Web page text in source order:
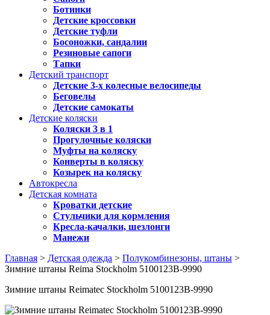
Ботинки
Детские кроссовки
Детские туфли
Босоножки, сандалии
Резиновые сапоги
Тапки
Детский транспорт
Детские 3-х колесные велосипеды
Беговелы
Детские самокаты
Детские коляски
Коляски 3 в 1
Прогулочные коляски
Муфты на коляску
Конверты в коляску
Козырек на коляску
Автокресла
Детская комната
Кроватки детские
Стульчики для кормления
Кресла-качалки, шезлонги
Манежи
Главная > Детская одежда > Полукомбинезоны, штаны >
Зимние штаны Reima Stockholm 5100123B-9990
Зимние штаны Reimatec Stockholm 5100123B-9990